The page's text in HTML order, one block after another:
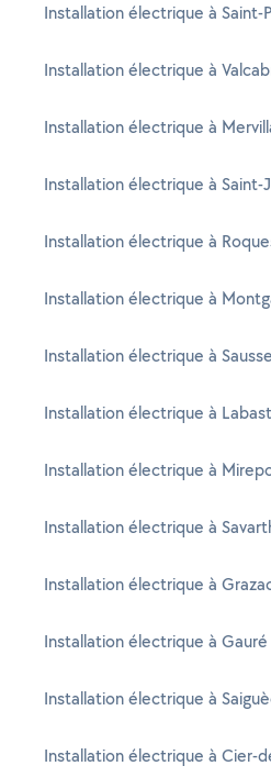
Installation électrique à Saint-
Installation électrique à
Installation électrique à
Installation électrique à Saint-
Installation électrique à
Installation électrique à
Installation électrique à
Installation électrique à
Installation électrique à
Installation électrique à
Installation électrique à
Installation électrique à Gauré
Installation électrique à
Installation électrique à Cier-